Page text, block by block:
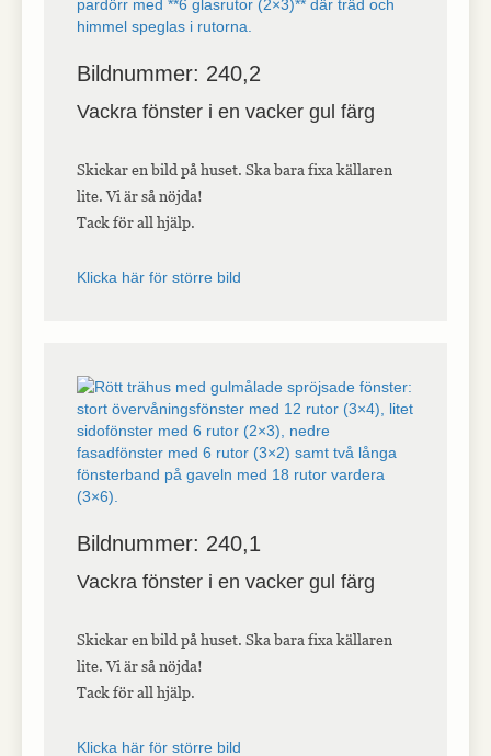
Bildnummer: 240,2
Vackra fönster i en vacker gul färg
Skickar en bild på huset. Ska bara fixa källaren
lite. Vi är så nöjda!
Tack för all hjälp.
Klicka här för större bild
Bildnummer: 240,1
Vackra fönster i en vacker gul färg
Skickar en bild på huset. Ska bara fixa källaren
lite. Vi är så nöjda!
Tack för all hjälp.
Klicka här för större bild